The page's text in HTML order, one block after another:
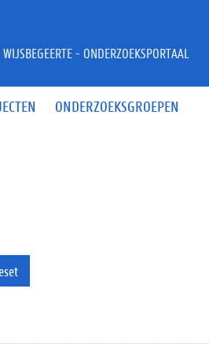
ONDERZOEKSGROEPEN
- ONDERZOEKSPORTAAL